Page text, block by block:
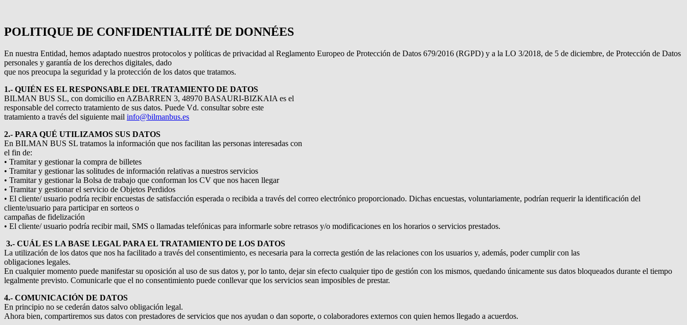
POLITIQUE DE CONFIDENTIALITÉ DE DONNÉES
En nuestra Entidad, hemos adaptado nuestros protocolos y políticas de privacidad al Reglamento Europeo de Protección de Datos 679/2016 (RGPD) y a la LO 3/2018, de 5 de diciembre, de Protección de Datos
personales y garantía de los derechos digitales, dado
que nos preocupa la seguridad y la protección de los datos que tratamos.
1.- QUIÉN ES EL RESPONSABLE DEL TRATAMIENTO DE DATOS
BILMAN BUS SL, con domicilio en AZBARREN 3, 48970 BASAURI-BIZKAIA es el
responsable del correcto tratamiento de sus datos. Puede Vd. consultar sobre este
tratamiento a través del siguiente mail info@bilmanbus.es
2.- PARA QUÉ UTILIZAMOS SUS DATOS
En BILMAN BUS SL tratamos la información que nos facilitan las personas interesadas con
el fin de:
• Tramitar y gestionar la compra de billetes
• Tramitar y gestionar las solitudes de información relativas a nuestros servicios
• Tramitar y gestionar la Bolsa de trabajo que conforman los CV que nos hacen llegar
• Tramitar y gestionar el servicio de Objetos Perdidos
• El cliente/ usuario podría recibir encuestas de satisfacción esperada o recibida a través del correo electrónico proporcionado. Dichas encuestas, voluntariamente, podrían requerir la identificación del
cliente/usuario para participar en sorteos o
campañas de fidelización
• El cliente/ usuario podría recibir mail, SMS o llamadas telefónicas para informarle sobre retrasos y/o modificaciones en los horarios o servicios prestados.
3.- CUÁL ES LA BASE LEGAL PARA EL TRATAMIENTO DE LOS DATOS
La utilización de los datos que nos ha facilitado a través del consentimiento, es necesaria para la correcta gestión de las relaciones con los usuarios y, además, poder cumplir con las
obligaciones legales.
En cualquier momento puede manifestar su oposición al uso de sus datos y, por lo tanto, dejar sin efecto cualquier tipo de gestión con los mismos, quedando únicamente sus datos bloqueados durante el tiempo
legalmente previsto. Comunicarle que el no consentimiento puede conllevar que los servicios sean imposibles de prestar.
4.- COMUNICACIÓN DE DATOS
En principio no se cederán datos salvo obligación legal.
Ahora bien, compartiremos sus datos con prestadores de servicios que nos ayudan o dan soporte, o colaboradores externos con quien hemos llegado a acuerdos.